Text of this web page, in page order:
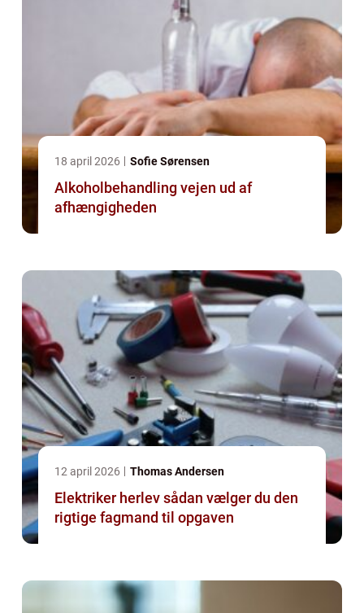
18 april 2026 Sofie Sørensen
Alkoholbehandling vejen ud af
afhængigheden
12 april 2026 Thomas Andersen
Elektriker herlev sådan vælger du den
rigtige fagmand til opgaven